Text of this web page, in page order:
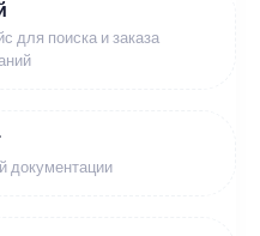
для поиска и заказа
документации